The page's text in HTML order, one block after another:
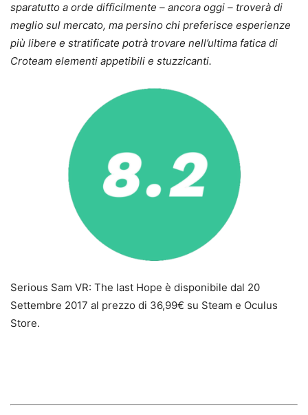
sparatutto a orde difficilmente – ancora oggi – troverà di
meglio sul mercato, ma persino chi preferisce esperienze
più libere e stratificate potrà trovare nell’ultima fatica di
Croteam elementi appetibili e stuzzicanti.
Serious Sam VR: The last Hope è disponibile dal 20
Settembre 2017 al prezzo di 36,99€ su Steam e Oculus
Store.